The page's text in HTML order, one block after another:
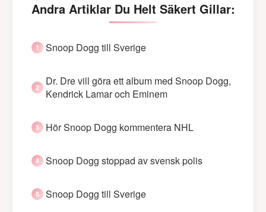
Andra Artiklar Du Helt Säkert Gillar:
Snoop Dogg till Sverige
Dr. Dre vill göra ett album med Snoop Dogg,
Kendrick Lamar och Eminem
Hör Snoop Dogg kommentera NHL
Snoop Dogg stoppad av svensk polis
Snoop Dogg till Sverige